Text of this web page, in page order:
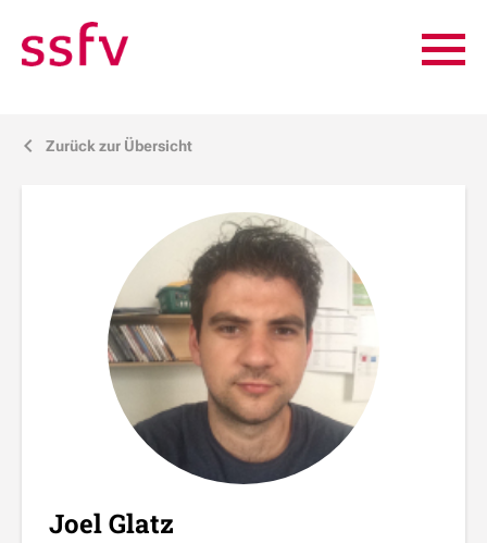
j Zurück zur Übersicht
Joel Glatz